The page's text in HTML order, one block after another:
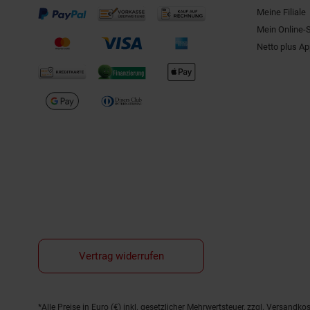
Meine Filiale
Mein Online-
Netto plus
Vertrag widerrufen
*Alle Preise in Euro (€) inkl. gesetzlicher Mehrwertsteuer, zzgl.